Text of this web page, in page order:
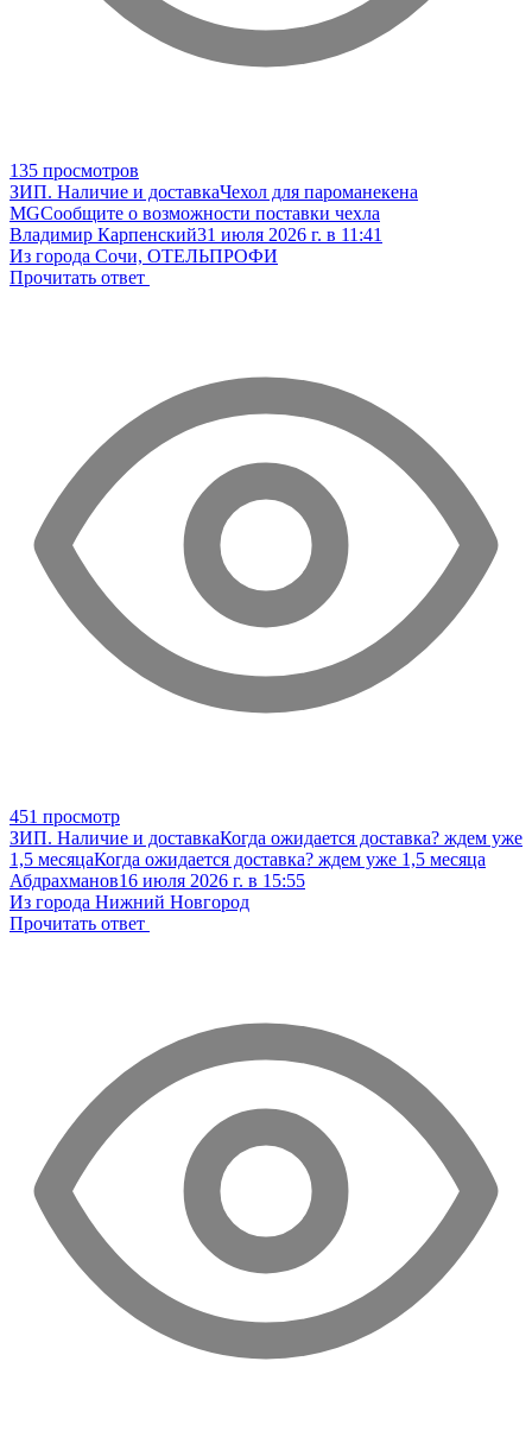
135 просмотров
ЗИП. Наличие и доставкаЧехол для пароманекена
MGСообщите о возможности поставки чехла
Владимир Карпенский31 июля 2026 г. в 11:41
Из города Сочи, ОТЕЛЬПРОФИ
Прочитать ответ
451 просмотр
ЗИП. Наличие и доставкаКогда ожидается доставка? ждем уже
1,5 месяцаКогда ожидается доставка? ждем уже 1,5 месяца
Абдрахманов16 июля 2026 г. в 15:55
Из города Нижний Новгород
Прочитать ответ